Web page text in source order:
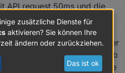
API request 50ms und die
an den IOBroker
dem TAPO Adapter habe
/ Alarmanlage die entweder
oder ein paar 120 db
Alarmmeldungen bekomme
zusätzliche Dienste für
aktivieren? Sie können Ihre
ändern oder zurückziehen.
Das ist ok